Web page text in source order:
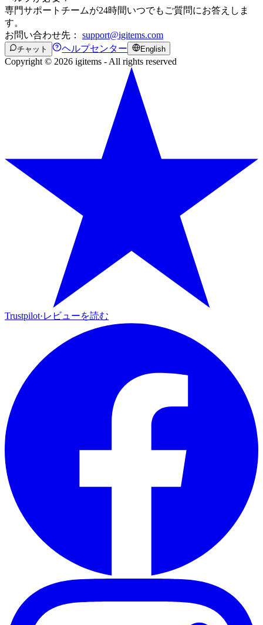
専門サポートチームが24時間いつでもご質問にお答えしま
す。
お問い合わせ先： support@igitems.com
チャット ヘルプセンター English
Copyright © 2026 igitems - All rights reserved
Trustpilot· レビューを読む